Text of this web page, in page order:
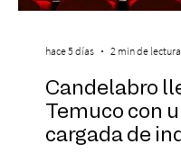
Candelabro
Temuco con
cargada de
hace 5 días 2 min de lectura